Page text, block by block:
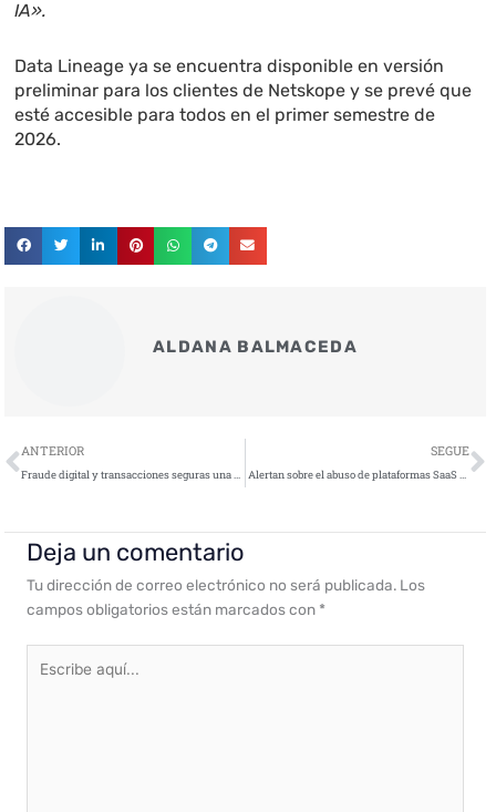
IA».
Data Lineage ya se encuentra disponible en versión
preliminar para los clientes de Netskope y se prevé que
esté accesible para todos en el primer semestre de
2026.
ALDANA BALMACEDA
Ant
ANTERIOR
Fraude digital y transacciones seguras una prioridad ineludible para las empresas en España
SEGUE
Alertan sobre el abuso de plataformas SaaS a gran escala: nueva campaña de estafas telefónicas
Deja un comentario
Tu dirección de correo electrónico no será publicada. Los
campos obligatorios están marcados con *
aquí...